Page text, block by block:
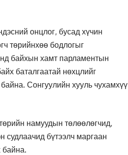
онцлог, бусад хүчин
төрийнхөө бодлогыг
байхын хамт парламентын
баталгаатай нөхцлийг
Сонгуулийн хууль чухамхүү
намуудын төлөөлөгчид,
судлаачид бүтээлч маргаан
байна.